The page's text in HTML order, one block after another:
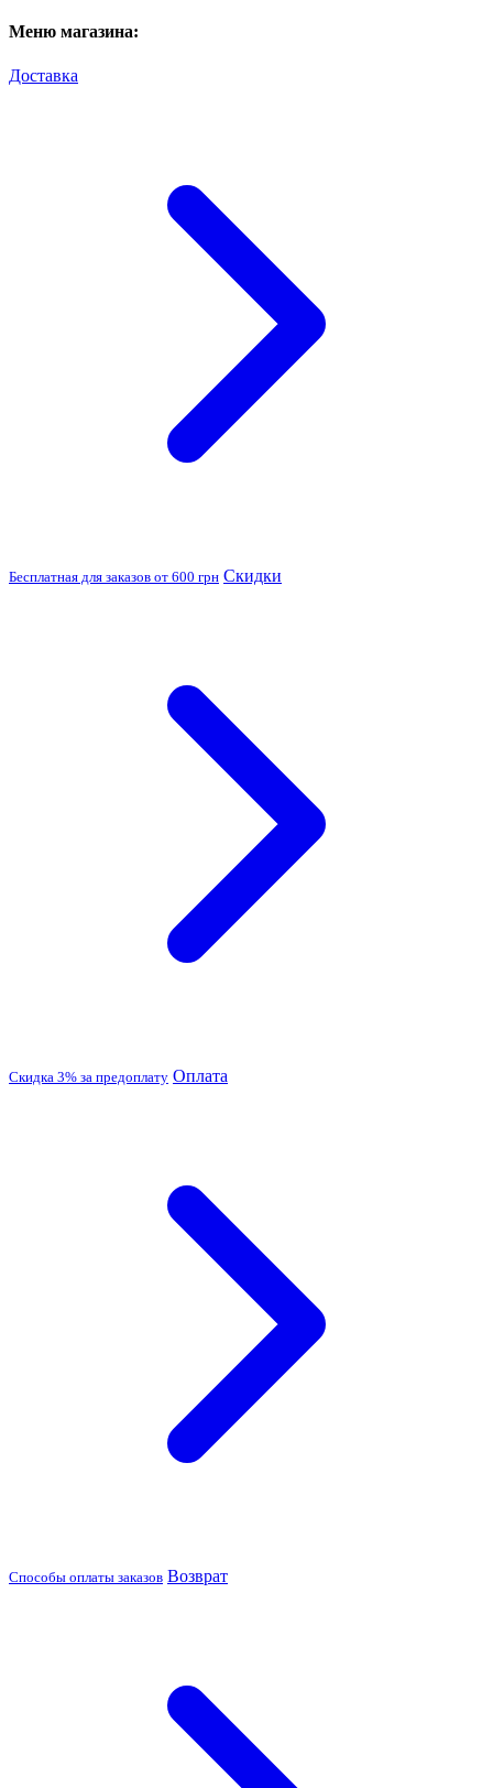
Меню магазина:
Доставка
Бесплатная для заказов от 600 грн Скидки
Скидка 3% за предоплату Оплата
Способы оплаты заказов Возврат